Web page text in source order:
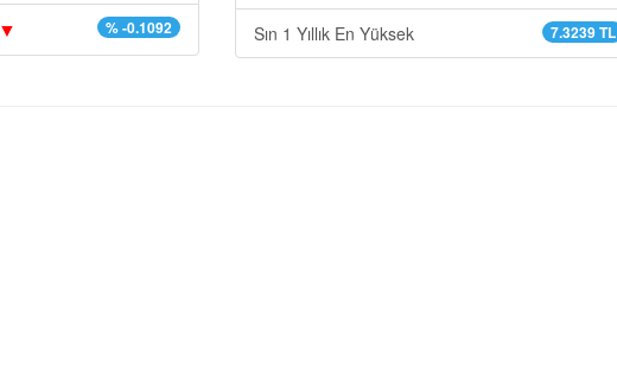
% -0.1092
▼ 7.3239 TL
Sın 1 Yıllık En Yüksek